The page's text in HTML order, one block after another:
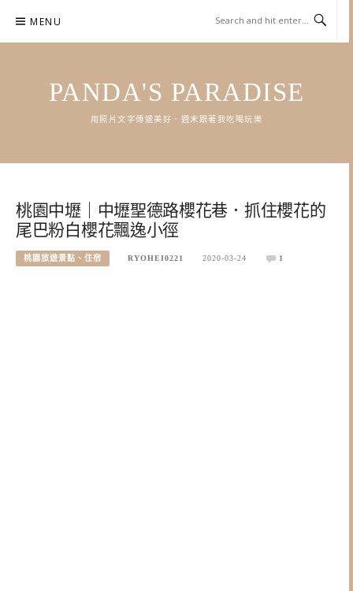
content
MENU
PANDA'S PARADISE
用照片文字傳遞美好．週末跟著我吃喝玩樂
桃園中壢｜中壢聖德路櫻花巷．抓住櫻花的
尾巴粉白櫻花飄逸小徑
桃園旅遊景點、住宿 RYOHEI0221 2020-03-24 1